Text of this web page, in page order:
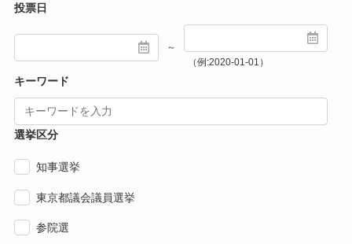
投票日
～
（例:2020-01-01）
キーワード
選挙区分
知事選挙
東京都議会議員選挙
参院選